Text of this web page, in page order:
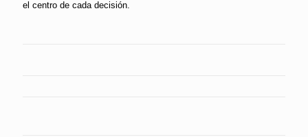
el centro de cada decisión.